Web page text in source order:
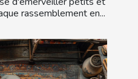
rassemblement en...